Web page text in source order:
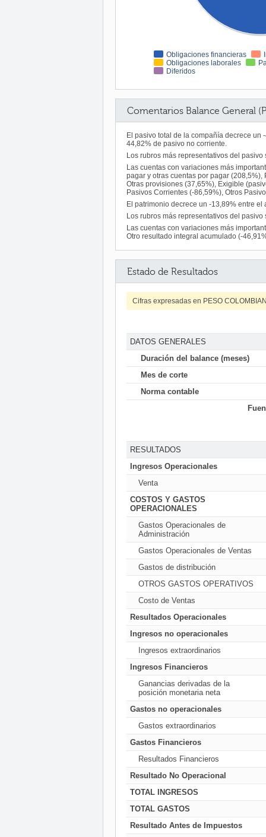
Obligaciones financieras
Obligaciones laborales
Diferidos
Comentarios Balance General
El pasivo total de la compañía decrece
44,82% de pasivo no corriente.
Los rubros más representativos del
Las cuentas con variaciones más
pagar y otras cuentas por pagar
Otras provisiones (37,65%), Exigible
Pasivos Corrientes (-86,59%), Otros
El patrimonio decrece un -13,89% entre
Los rubros más representativos del
Las cuentas con variaciones más
Otro resultado integral acumulado (-
Estado de Resultados
Cifras expresadas en PESO
DATOS GENERALES
Duración del balance (meses)
Mes de corte
Norma contable
RESULTADOS
Ingresos Operacionales
Venta
COSTOS Y GASTOS
OPERACIONALES
Gastos Operacionales de
Administración
Gastos Operacionales de Ventas
Gastos de distribución
OTROS GASTOS OPERATIVOS
Costo de Ventas
Resultados Operacionales
Ingresos no operacionales
Ingresos extraordinarios
Ingresos Financieros
Ganancias derivadas de la
posición monetaria neta
Gastos no operacionales
Gastos extraordinarios
Gastos Financieros
Resultados Financieros
Resultado No Operacional
TOTAL INGRESOS
TOTAL GASTOS
Resultado Antes de Impuestos